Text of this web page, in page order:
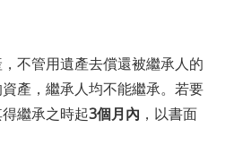
不管用遺產去償還被繼承人的
產，繼承人均不能繼承。若要
繼承之時起3個月內 ，以書面